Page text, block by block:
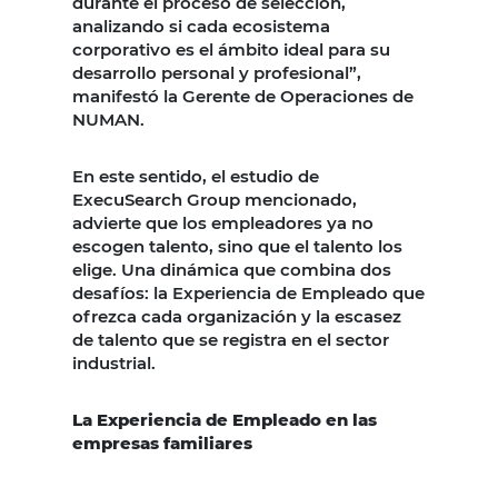
analizando si cada ecosistema
corporativo es el ámbito ideal para su
desarrollo personal y profesional”,
manifestó la Gerente de Operaciones de
NUMAN.
En este sentido, el estudio de
ExecuSearch Group mencionado,
advierte que los empleadores ya no
escogen talento, sino que el talento los
elige. Una dinámica que combina dos
desafíos: la Experiencia de Empleado que
ofrezca cada organización y la escasez
de talento que se registra en el sector
industrial.
La Experiencia de Empleado en las
empresas familiares